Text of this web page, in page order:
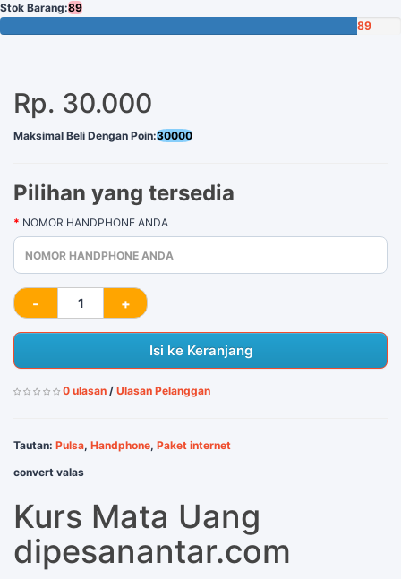
Stok Barang:89
89
Rp. 30.000
Maksimal Beli Dengan Poin:30000
Pilihan yang tersedia
NOMOR HANDPHONE ANDA
Isi ke Keranjang
0 ulasan / Ulasan Pelanggan
Tautan: Pulsa, Handphone, Paket internet
convert valas
Kurs Mata Uang
dipesanantar.com